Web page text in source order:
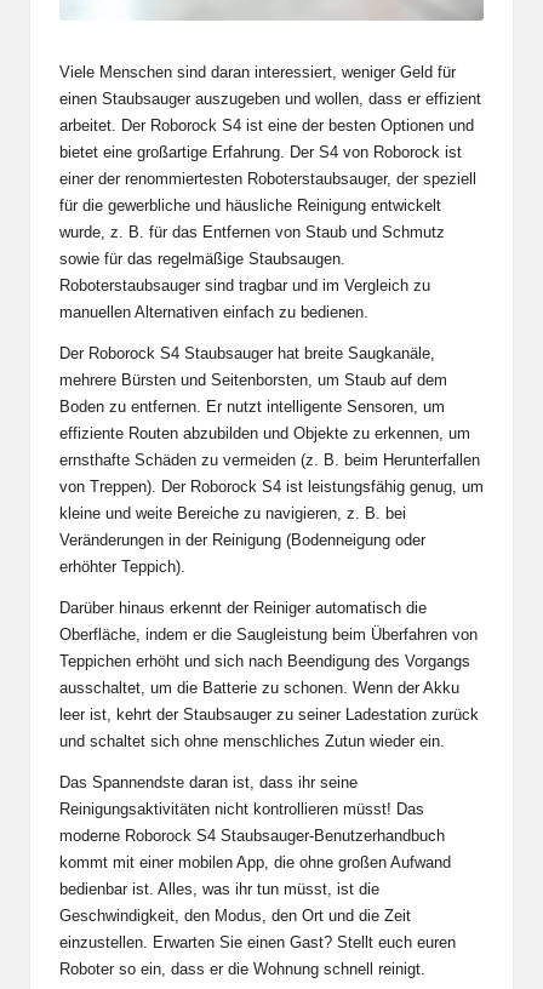
Viele Menschen sind daran interessiert, weniger Geld für
einen Staubsauger auszugeben und wollen, dass er effizient
arbeitet. Der Roborock S4 ist eine der besten Optionen und
bietet eine großartige Erfahrung. Der S4 von Roborock ist
einer der renommiertesten Roboterstaubsauger, der speziell
für die gewerbliche und häusliche Reinigung entwickelt
wurde, z. B. für das Entfernen von Staub und Schmutz
sowie für das regelmäßige Staubsaugen.
Roboterstaubsauger sind tragbar und im Vergleich zu
manuellen Alternativen einfach zu bedienen.
Der Roborock S4 Staubsauger hat breite Saugkanäle,
mehrere Bürsten und Seitenborsten, um Staub auf dem
Boden zu entfernen. Er nutzt intelligente Sensoren, um
effiziente Routen abzubilden und Objekte zu erkennen, um
ernsthafte Schäden zu vermeiden (z. B. beim Herunterfallen
von Treppen). Der Roborock S4 ist leistungsfähig genug, um
kleine und weite Bereiche zu navigieren, z. B. bei
Veränderungen in der Reinigung (Bodenneigung oder
erhöhter Teppich).
Darüber hinaus erkennt der Reiniger automatisch die
Oberfläche, indem er die Saugleistung beim Überfahren von
Teppichen erhöht und sich nach Beendigung des Vorgangs
ausschaltet, um die Batterie zu schonen. Wenn der Akku
leer ist, kehrt der Staubsauger zu seiner Ladestation zurück
und schaltet sich ohne menschliches Zutun wieder ein.
Das Spannendste daran ist, dass ihr seine
Reinigungsaktivitäten nicht kontrollieren müsst! Das
moderne Roborock S4 Staubsauger-Benutzerhandbuch
kommt mit einer mobilen App, die ohne großen Aufwand
bedienbar ist. Alles, was ihr tun müsst, ist die
Geschwindigkeit, den Modus, den Ort und die Zeit
einzustellen. Erwarten Sie einen Gast? Stellt euch euren
Roboter so ein, dass er die Wohnung schnell reinigt.